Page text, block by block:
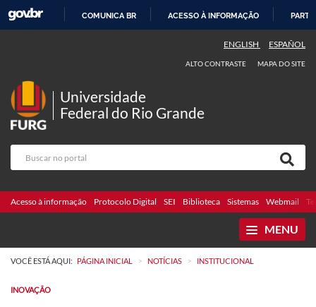
COMUNICA BR ACESSO À INFORMAÇÃO
ENGLISH ESPAÑOL
ALTO CONTRASTE MAPA DO SITE
Universidade
Federal do Rio Grande
Acesso à informação Protocolo Digital SEI Biblioteca Sistemas Webmail
MENU
VOCÊ ESTÁ AQUI: PÁGINA INICIAL > NOTÍCIAS > INSTITUCIONAL
INOVAÇÃO